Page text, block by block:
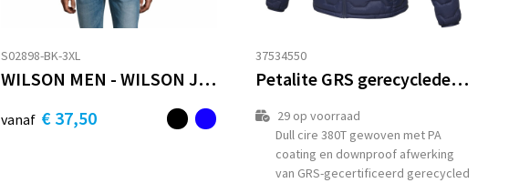
S02898-BK-3XL
WILSON MEN - WILSON JAS HEREN 380T
vanaf € 37,50
37534550
Petalite GRS gerecyclede geïsoleerde down herenjas
29 op voorraad
Dull cire 380T gewoven met PA
coating en downproof afwerking
van GRS-gecertificeerd gerecycled